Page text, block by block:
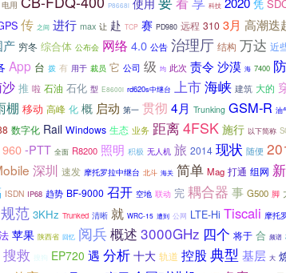
电用 P8668i 使用 科技 凭
传 之间 进行 max 让 赴 TCP 赛 PD980 远程 310 3月 高潮迭
产 穷冬 综合体 公布会 网络4.0 公告 治理厅 结构 万达 近
App 台 拨 有 用于 裁员 它 公司 级 均 此次 责令沙漠 海 7400
推 啦 石油 石化 型 E8600i rd620s中继台 上市海峡 建筑 大的
棚 移动 高峰 化 概 启动 第一 贯彻 4月 Trunking GSM-R 油
数字化 Rail Windows 生态 业务 距离4FSK 施行 以下简称
960-PTT 全面 R8200 照明 积极 无人机 旅 2014 现状 随便
深圳 速发 摩托罗拉中继台 北斗 海关 简单 Mag 打通 组网
ISDN IP68 趋势 BF-9000 召开 空地 联动 完 耦合器 事 G500 脚
规范 3KHz Trunked 清晰 就 WRC-15 遭到 公网 LTE-Hi Tiscali 摩托
苹果 陕西省 回忆 阅兵概述 3000GHz 四个 将于 合 频谱
搜救 搜狗 EP720 遇 分析 十大 轨道 控股 典型 基层 大